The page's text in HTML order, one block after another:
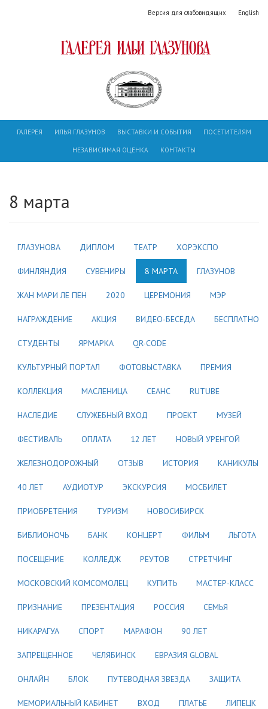
Версия для слабовидящих English
ГАЛЕРЕЯ ИЛЬЯ ГЛАЗУНОВ ВЫСТАВКИ И СОБЫТИЯ ПОСЕТИТЕЛЯМ
НЕЗАВИСИМАЯ ОЦЕНКА КОНТАКТЫ
8 марта
ГЛАЗУНОВА ДИПЛОМ ТЕАТР ХОРЭКСПО
ФИНЛЯНДИЯ СУВЕНИРЫ 8 МАРТА ГЛАЗУНОВ
ЖАН МАРИ ЛЕ ПЕН 2020 ЦЕРЕМОНИЯ МЭР
НАГРАЖДЕНИЕ АКЦИЯ ВИДЕО-БЕСЕДА БЕСПЛАТНО
СТУДЕНТЫ ЯРМАРКА QR-CODE
КУЛЬТУРНЫЙ ПОРТАЛ ФОТОВЫСТАВКА ПРЕМИЯ
КОЛЛЕКЦИЯ МАСЛЕНИЦА СЕАНС RUTUBE
НАСЛЕДИЕ СЛУЖЕБНЫЙ ВХОД ПРОЕКТ МУЗЕЙ
ФЕСТИВАЛЬ ОПЛАТА 12 ЛЕТ НОВЫЙ УРЕНГОЙ
ЖЕЛЕЗНОДОРОЖНЫЙ ОТЗЫВ ИСТОРИЯ КАНИКУЛЫ
40 ЛЕТ АУДИОТУР ЭКСКУРСИЯ МОСБИЛЕТ
ПРИОБРЕТЕНИЯ ТУРИЗМ НОВОСИБИРСК
БИБЛИОНОЧЬ БАНК КОНЦЕРТ ФИЛЬМ ЛЬГОТА
ПОСЕЩЕНИЕ КОЛЛЕДЖ РЕУТОВ СТРЕТЧИНГ
МОСКОВСКИЙ КОМСОМОЛЕЦ КУПИТЬ МАСТЕР-КЛАСС
ПРИЗНАНИЕ ПРЕЗЕНТАЦИЯ РОССИЯ СЕМЬЯ
НИКАРАГУА СПОРТ МАРАФОН 90 ЛЕТ
ЗАПРЕЩЕННОЕ ЧЕЛЯБИНСК ЕВРАЗИЯ GLOBAL
ОНЛАЙН БЛОК ПУТЕВОДНАЯ ЗВЕЗДА ЗАЩИТА
МЕМОРИАЛЬНЫЙ КАБИНЕТ ВХОД ПЛАТЬЕ ЛИПЕЦК